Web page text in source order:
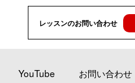
レッスンのお問い合わせ
YouTube お問い合わせ